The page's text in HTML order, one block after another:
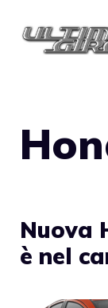
Nuova
è nel